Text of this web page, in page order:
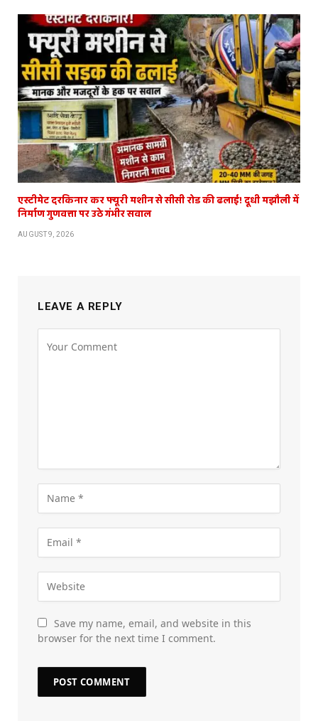
एस्टीमेट दरकिनार कर फ्यूरी मशीन से सीसी रोड की ढलाई! दूधी मझौली में
निर्माण गुणवत्ता पर उठे गंभीर सवाल
AUGUST 9, 2026
LEAVE A REPLY
Save my name, email, and website in this
browser for the next time I comment.